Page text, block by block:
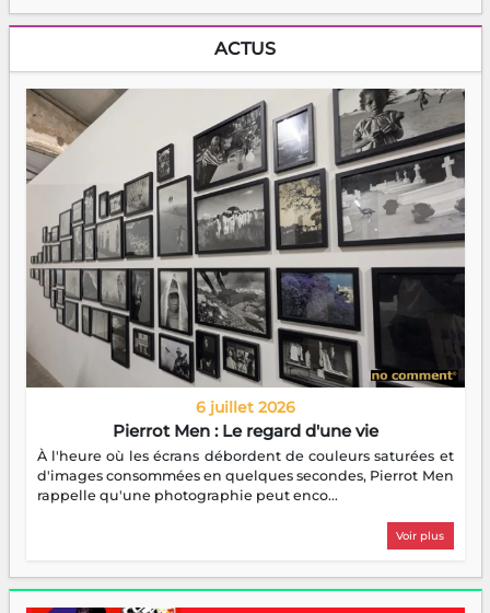
ACTUS
6 juillet 2026
Pierrot Men : Le regard d'une vie
À l'heure où les écrans débordent de couleurs saturées et
d'images consommées en quelques secondes, Pierrot Men
rappelle qu'une photographie peut enco...
Voir plus